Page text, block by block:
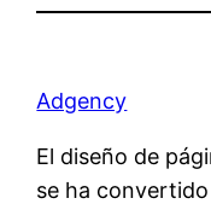
Adgency
El diseño de
se ha